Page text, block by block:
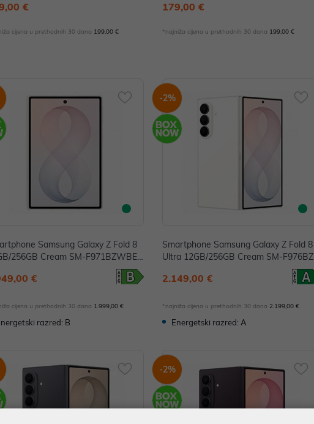
€
cijena u prethodnih 30 dana 199,00 €
179,00 €
*najniža cijena u prethodnih 30 dana 199,00 €
Samsung Galaxy Z Fold 8
256GB Cream SM-F971BZWBEU
€
cijena u prethodnih 30 dana 1.999,00 €
razred: B
-2%
Smartphone Samsung Galaxy Z Fold 8
Ultra 12GB/256GB Cream SM-F976BZ
2.149,00 €
*najniža cijena u prethodnih 30 dana 2.199,00 €
Energetski razred: A
-2%